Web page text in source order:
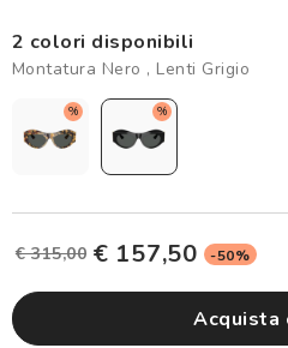
2 colori disponibili
Montatura Nero , Lenti Grigio
% %
€ 315,00 € 157,50 -50%
Acquista